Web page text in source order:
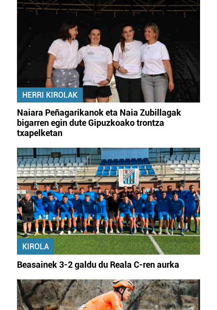
HERRI KIROLAK
Naiara Peñagarikanok eta Naia Zubillagak
bigarren egin dute Gipuzkoako trontza
txapelketan
KIROLA
Beasainek 3-2 galdu du Reala C-ren aurka